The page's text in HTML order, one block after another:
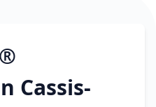
Cassis-